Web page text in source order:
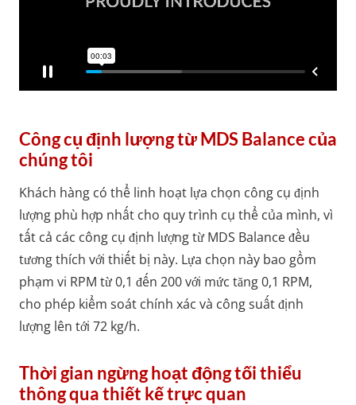
Công cụ định lượng từ MDS Balance của
chúng tôi
Khách hàng có thể linh hoạt lựa chọn công cụ định
lượng phù hợp nhất cho quy trình cụ thể của mình, vì
tất cả các công cụ định lượng từ MDS Balance đều
tương thích với thiết bị này. Lựa chọn này bao gồm
phạm vi RPM từ 0,1 đến 200 với mức tăng 0,1 RPM,
cho phép kiểm soát chính xác và công suất định
lượng lên tới 72 kg/h.
Thời gian ngừng hoạt động tối thiểu
thông qua thiết kế trực quan